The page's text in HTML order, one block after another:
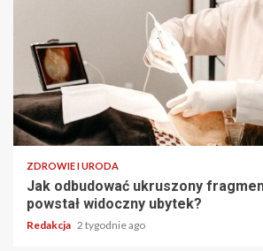
ZDROWIE I URODA
Jak odbudować ukruszony
powstał widoczny ubytek?
Redakcja 2 tygodnie ago